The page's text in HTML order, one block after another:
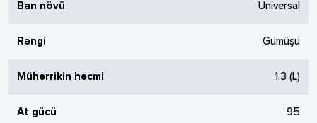
Ban növü Universal
Rəngi Gümüşü
Mühərrikin həcmi 1.3 (L)
At gücü 95